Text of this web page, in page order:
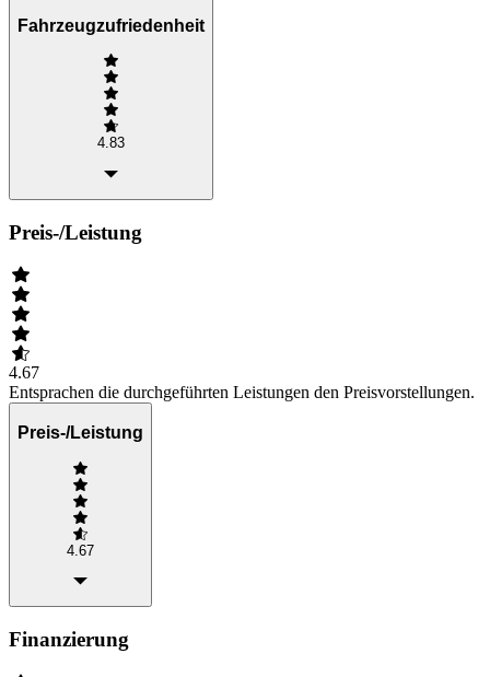
Fahrzeugzufriedenheit
4.83
Preis-/Leistung
4.67
Entsprachen die durchgeführten Leistungen den Preisvorstellungen.
Preis-/Leistung
4.67
Finanzierung